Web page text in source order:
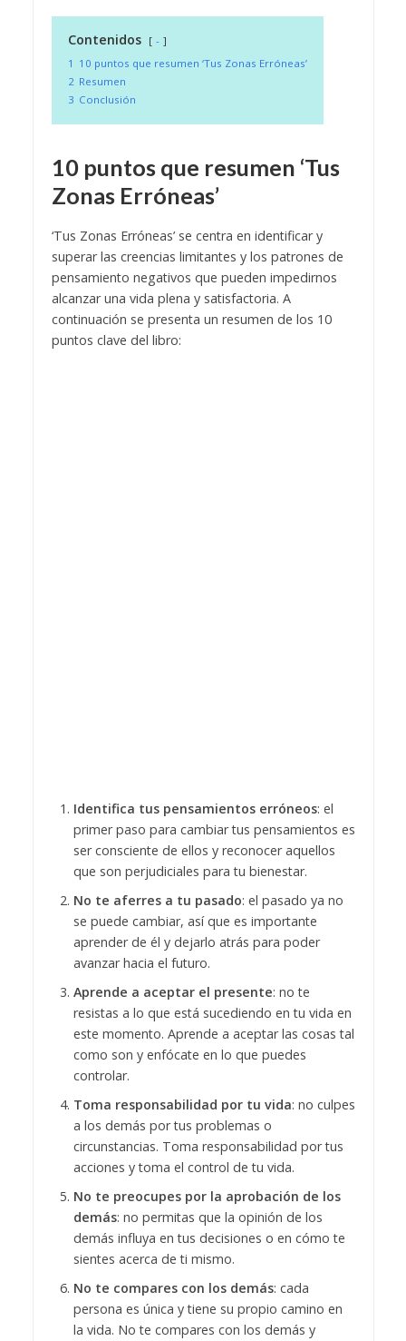
Contenidos
-
1 10 puntos que resumen ‘Tus Zonas Erróneas’
2 Resumen
3 Conclusión
10 puntos que resumen ‘Tus
Zonas Erróneas’
‘Tus Zonas Erróneas’ se centra en identificar y
superar las creencias limitantes y los patrones de
pensamiento negativos que pueden impedirnos
alcanzar una vida plena y satisfactoria. A
continuación se presenta un resumen de los 10
puntos clave del libro:
Identifica tus pensamientos erróneos: el
primer paso para cambiar tus pensamientos es
ser consciente de ellos y reconocer aquellos
que son perjudiciales para tu bienestar.
No te aferres a tu pasado: el pasado ya no
se puede cambiar, así que es importante
aprender de él y dejarlo atrás para poder
avanzar hacia el futuro.
Aprende a aceptar el presente: no te
resistas a lo que está sucediendo en tu vida en
este momento. Aprende a aceptar las cosas tal
como son y enfócate en lo que puedes
controlar.
Toma responsabilidad por tu vida: no culpes
a los demás por tus problemas o
circunstancias. Toma responsabilidad por tus
acciones y toma el control de tu vida.
No te preocupes por la aprobación de los
demás: no permitas que la opinión de los
demás influya en tus decisiones o en cómo te
sientes acerca de ti mismo.
No te compares con los demás: cada
persona es única y tiene su propio camino en
la vida. No te compares con los demás y